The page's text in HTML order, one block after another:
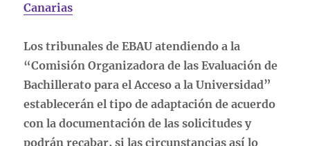
Canarias
Los tribunales de EBAU atendiendo a la
“Comisión Organizadora de las Evaluación de
Bachillerato para el Acceso a la Universidad”
establecerán el tipo de adaptación de acuerdo
con la documentación de las solicitudes y
podrán recabar, si las circunstancias así lo